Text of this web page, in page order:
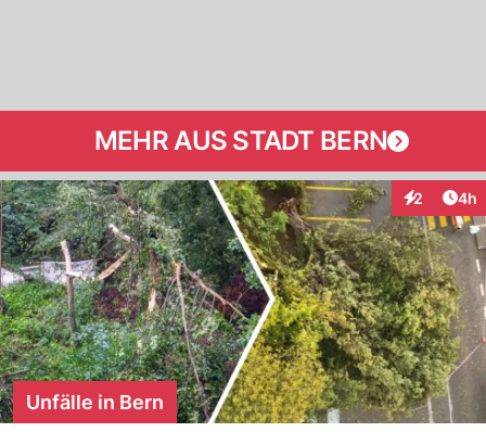
MEHR AUS STADT BERN
2 4h
Unfälle in Bern